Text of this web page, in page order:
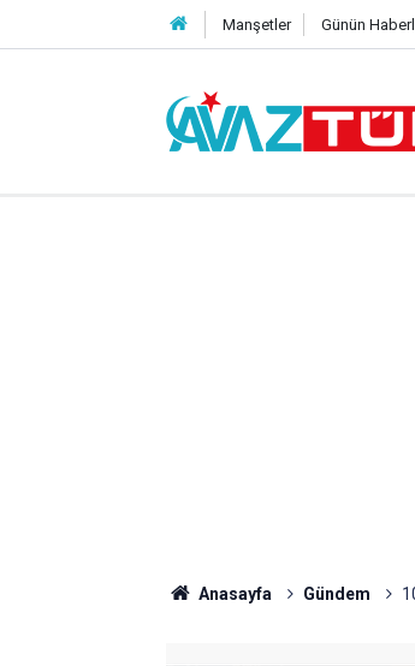
Manşetler Günün
Anasayfa Gündem